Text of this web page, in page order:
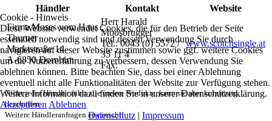
Händler Kontakt
Website
Firma Moses vom Haus
Thurner
Marktstraße 14
A-6850 Dornbirn
Herr Harald
Moosbrugger
Tel.: 0043 (0) 5572 /
35 11 4
Fax:
www.scotchsingle.at
Nicht jeder Händler führt alle unsere Produkte, kann sie aber kurzfristig
beschaffen.
Weitere Händleranfragen erwünscht!
Cookie - Hinweis
Diese Website verwendet Cookies, die für den Betrieb der Seite
essenziell notwendig sind und dessen Verwendung Sie durch
navigieren auf dieser Website zustimmen sowie ggf. weitere Cookies
um die Nutzererfahrung zu verbessern, dessen Verwendung Sie
ablehnen können. Bitte beachten Sie, dass bei einer Ablehnung
eventuell nicht alle Funktionalitäten der Website zur Verfügung stehen.
Weitere Information dazu finden Sie in unserer Datenschutzerklärung.
Akzeptieren Ablehnen
Datenschutz | Impressum